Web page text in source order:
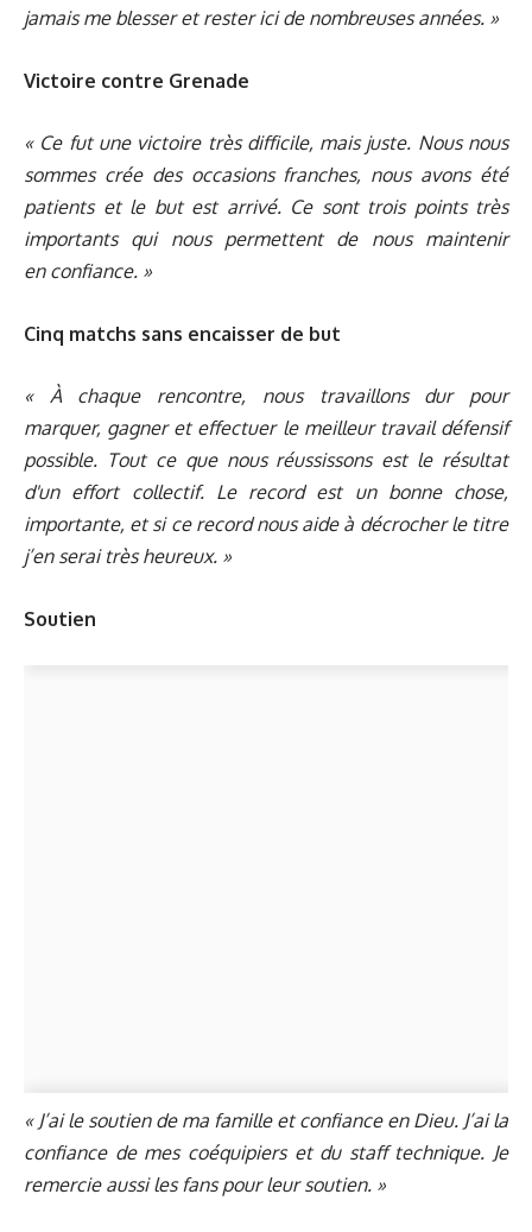
jamais me blesser et rester ici de nombreuses années. »
Victoire contre Grenade
« Ce fut une victoire très difficile, mais juste. Nous nous
sommes crée des occasions franches, nous avons été
patients et le but est arrivé. Ce sont trois points très
importants qui nous permettent de nous maintenir
en confiance. »
Cinq matchs sans encaisser de but
« À chaque rencontre, nous travaillons dur pour
marquer, gagner et effectuer le meilleur travail défensif
possible. Tout ce que nous réussissons est le résultat
d'un effort collectif. Le record est un bonne chose,
importante, et si ce record nous aide à décrocher le titre
j’en serai très heureux. »
Soutien
« J’ai le soutien de ma famille et confiance en Dieu. J’ai la
confiance de mes coéquipiers et du staff technique. Je
remercie aussi les fans pour leur soutien. »